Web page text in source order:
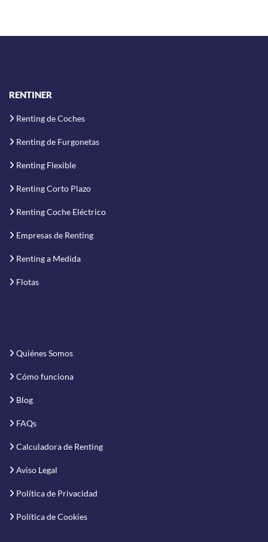
RENTINER
Renting de Coches
Renting de Furgonetas
Renting Flexible
Renting Corto Plazo
Renting Coche Eléctrico
Empresas de Renting
Renting a Medida
Flotas
Quiénes Somos
Cómo funciona
Blog
FAQs
Calculadora de Renting
Aviso Legal
Política de Privacidad
Política de Cookies